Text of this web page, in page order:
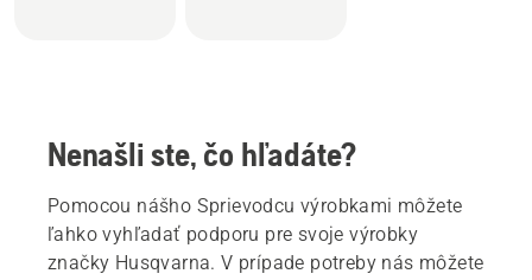
Nenašli ste, čo hľadáte?
Pomocou nášho Sprievodcu výrobkami môžete
ľahko vyhľadať podporu pre svoje výrobky
značky Husqvarna. V prípade potreby nás môžete